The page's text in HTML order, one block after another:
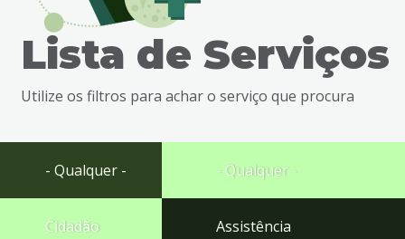
busca
Ir
rodapé
Lista de Serviços
Utilize os filtros para achar o serviço que procura
- Qualquer -
Cidadão
- Qualquer -
Assistência